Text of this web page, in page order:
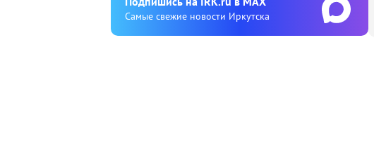
Cамые свежие новости Иркутска